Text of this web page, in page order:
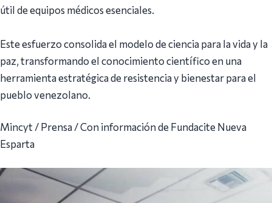
útil de equipos médicos esenciales.
Este esfuerzo consolida el modelo de ciencia para la vida y la
paz, transformando el conocimiento científico en una
herramienta estratégica de resistencia y bienestar para el
pueblo venezolano.
Mincyt / Prensa / Con información de Fundacite Nueva
Esparta